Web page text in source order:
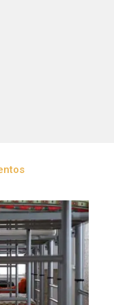
seleccionados
y confort.